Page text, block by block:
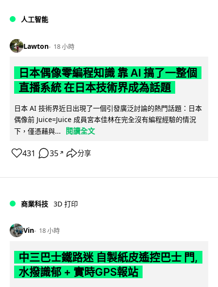
人工智能
Lawton 18 小時
日本偶像零編程知識 靠 AI 搞了一整個
直播系統 在日本技術界成為話題
日本 AI 技術界近日出現了一個引發廣泛討論的熱門話題：日本
偶像前 Juice=Juice 成員宮本佳林在完全沒有編程經驗的情況
下，僅憑藉與...
閱讀全文
431 35 ↗ 分享
商業科技 3D 打印
Vin 18 小時
中三巴士鐵路迷 自製紙皮遙控巴士 門,
水撥識郁 + 實時GPS報站